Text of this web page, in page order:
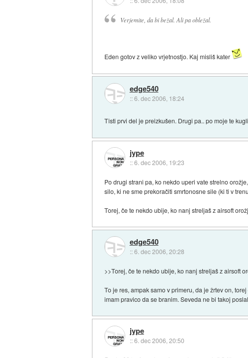
Verjemite, da bi bežal. Ali pa obležal.
Eden gotov z veliko vrjetnostjo. Kaj misliš kater
edge540
::6. dec 2006, 18:24
Tisti prvi del je preizkušen. Drugi pa.. po moje te
jype
::6. dec 2006, 19:23
Po drugi strani pa, ko nekdo uperi vate strelno
silo, ki ne sme prekoračiti smrtonosne sile (ki ti v
Torej, če te nekdo ubije, ko nanj streljaš z airsoft
edge540
::6. dec 2006, 20:28
>>Torej, če te nekdo ubije, ko nanj streljaš z airsoft
To je res, ampak samo v primeru, da je žrtev on,
imam pravico da se branim. Seveda ne bi takoj
jype
::6. dec 2006, 20:50